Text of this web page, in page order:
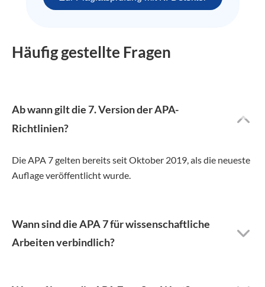
Häufig gestellte Fragen
Ab wann gilt die 7. Version der APA-
Richtlinien?
Die APA 7 gelten bereits seit Oktober 2019, als die neueste
Auflage veröffentlicht wurde.
Wann sind die APA 7 für wissenschaftliche
Arbeiten verbindlich?